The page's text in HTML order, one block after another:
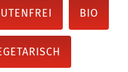
BIO